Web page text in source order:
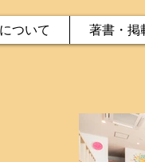
ついて 著書・掲